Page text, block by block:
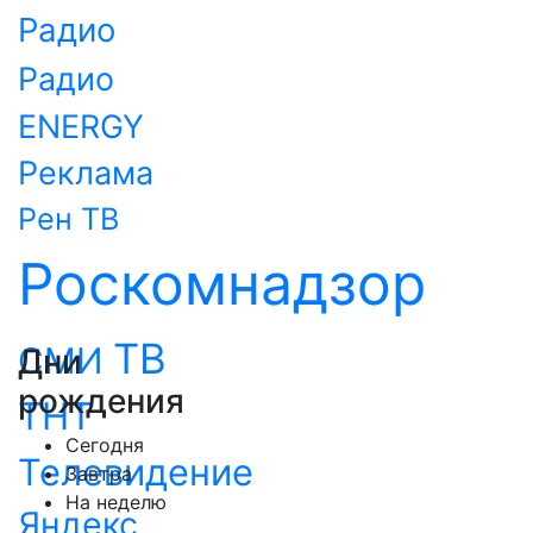
Радио
Радио
ENERGY
Реклама
Рен ТВ
Роскомнадзор
СМИ ТВ
ТНТ
Телевидение
Яндекс
Дни
рождения
Сегодня
Завтра
На неделю